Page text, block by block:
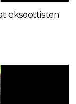
eksoottisten